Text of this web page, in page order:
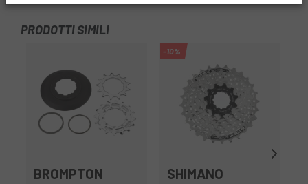
PRODOTTI SIMILI
BROMPTON
-10%
SHIMANO